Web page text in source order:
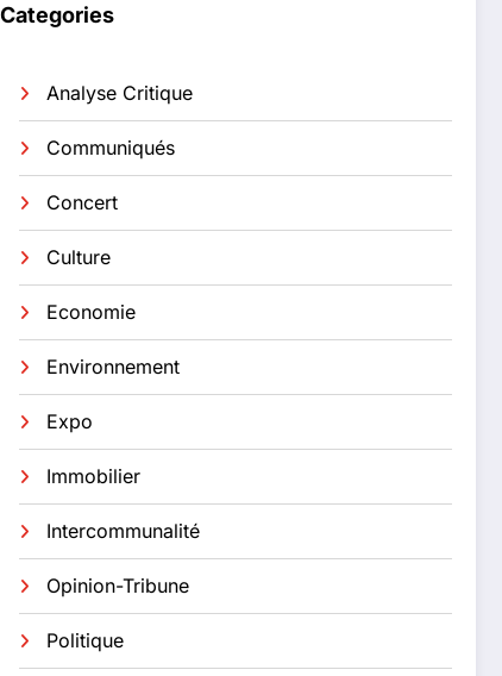
Categories
Analyse Critique
Communiqués
Concert
Culture
Economie
Environnement
Expo
Immobilier
Intercommunalité
Opinion-Tribune
Politique